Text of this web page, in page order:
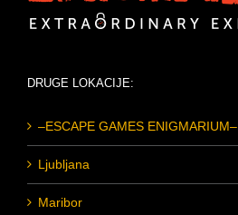
DRUGE LOKACIJE:
–ESCAPE GAMES ENIGMARIUM–
Ljubljana
Maribor